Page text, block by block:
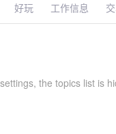
好玩 工作信息
the topics list is